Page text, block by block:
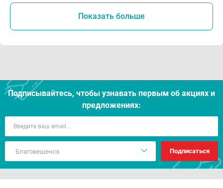
Показать больше
Подписывайтесь, чтобы узнавать первым об акцияx и
предложениях:
Подписаться